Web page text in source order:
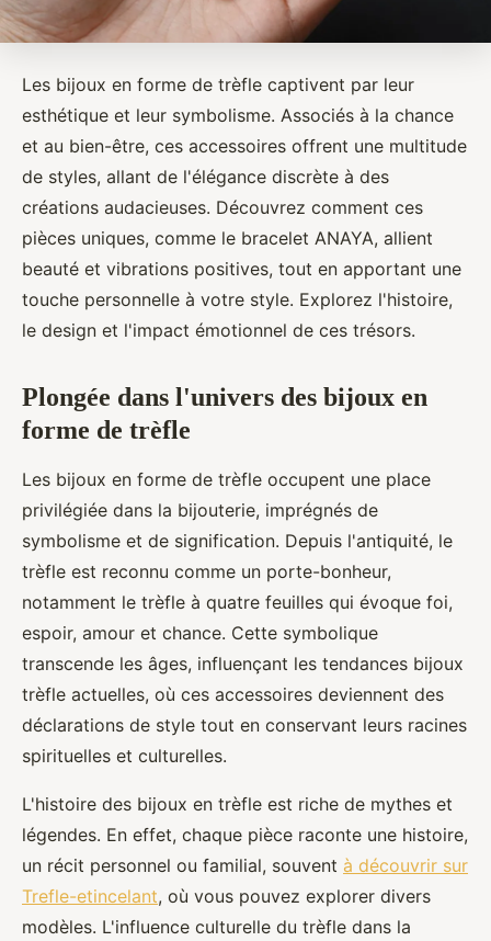
Les bijoux en forme de trèfle captivent par leur
esthétique et leur symbolisme. Associés à la chance
et au bien-être, ces accessoires offrent une multitude
de styles, allant de l'élégance discrète à des
créations audacieuses. Découvrez comment ces
pièces uniques, comme le bracelet ANAYA, allient
beauté et vibrations positives, tout en apportant une
touche personnelle à votre style. Explorez l'histoire,
le design et l'impact émotionnel de ces trésors.
Plongée dans l'univers des bijoux en
forme de trèfle
Les bijoux en forme de trèfle occupent une place
privilégiée dans la bijouterie, imprégnés de
symbolisme et de signification. Depuis l'antiquité, le
trèfle est reconnu comme un porte-bonheur,
notamment le trèfle à quatre feuilles qui évoque foi,
espoir, amour et chance. Cette symbolique
transcende les âges, influençant les tendances bijoux
trèfle actuelles, où ces accessoires deviennent des
déclarations de style tout en conservant leurs racines
spirituelles et culturelles.
L'histoire des bijoux en trèfle est riche de mythes et
légendes. En effet, chaque pièce raconte une histoire,
un récit personnel ou familial, souvent à découvrir sur
Trefle-etincelant, où vous pouvez explorer divers
modèles. L'influence culturelle du trèfle dans la